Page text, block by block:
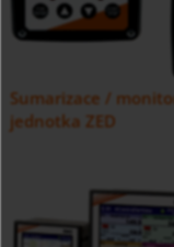
Sumarizace /
jednotka ZED